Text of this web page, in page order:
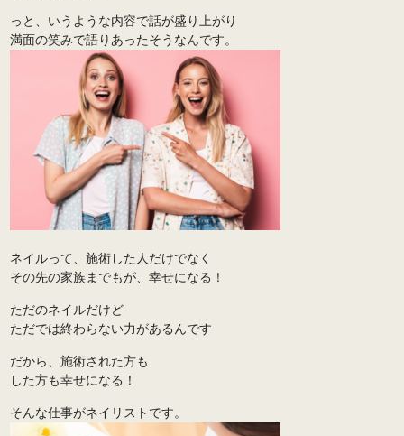
っと、いうような内容で話が盛り上がり
満面の笑みで語りあったそうなんです。
ネイルって、施術した人だけでなく
その先の家族までもが、幸せになる！
ただのネイルだけど
ただでは終わらない力があるんです
だから、施術された方も
した方も幸せになる！
そんな仕事がネイリストです。